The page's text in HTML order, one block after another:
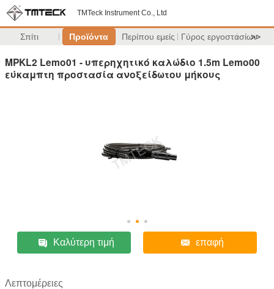
TMTeck Instrument Co., Ltd
Σπίτι Προϊόντα Περίπου εμείς Γύρος εργοστασίων
>>
MPKL2 Lemo01 - υπερηχητικό καλώδιο 1.5m Lemo00
εύκαμπτη προστασία ανοξείδωτου μήκους
Καλύτερη τιμή επαφή
Λεπτομέρειες